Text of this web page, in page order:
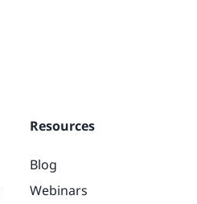
Resources
Blog
Webinars